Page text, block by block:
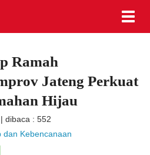
Ramah
Jateng Perkuat
Hijau
dibaca : 552
dan Kebencanaan